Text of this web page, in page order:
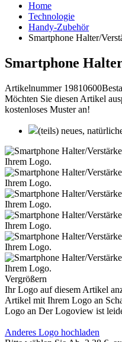
Home
Technologie
Handy-Zubehör
Smartphone Halter/
Smartphone
Artikelnummer 19810600
Möchten Sie diesen Artikel
kostenloses Muster an!
(teils) neues,
Vergrößern
Ihr Logo auf diesem Artikel
Artikel mit Ihrem Logo an
Logo an Der Logoview ist
Anderes Logo hochladen